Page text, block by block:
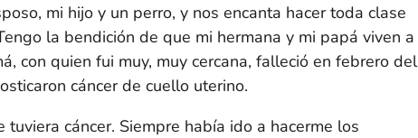
mi hijo y un perro, y nos encanta hacer toda clase
la bendición de que mi hermana y mi papá viven a
con quien fui muy, muy cercana, falleció en febrero del
cáncer de cuello uterino.
cáncer. Siempre había ido a hacerme los